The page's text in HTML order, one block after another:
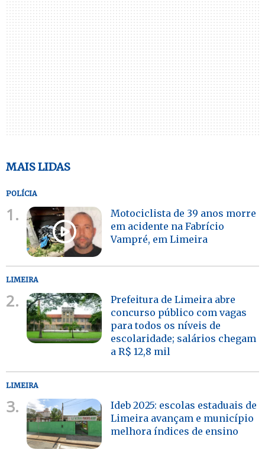
MAIS LIDAS
POLÍCIA
1.
Motociclista de 39 anos morre
em acidente na Fabrício
Vampré, em Limeira
LIMEIRA
2.
Prefeitura de Limeira abre
concurso público com vagas
para todos os níveis de
escolaridade; salários chegam
a R$ 12,8 mil
LIMEIRA
3.
Ideb 2025: escolas estaduais de
Limeira avançam e município
melhora índices de ensino